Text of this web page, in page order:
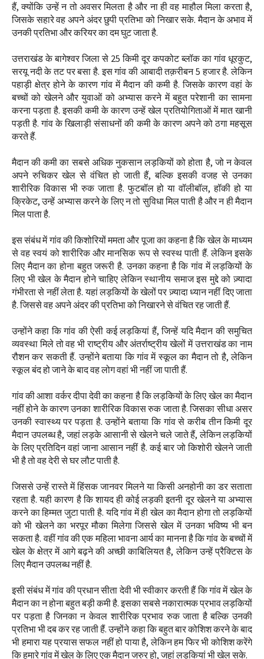
हैं, क्योंकि उन्हें न तो अवसर मिलता है और ना ही वह माहौल मिला करता है,
जिसके सहारे वह अपने अंदर छुपी प्रतिभा को निखार सके. मैदान के अभाव में
उनकी प्रतिभा और करियर का दम घुट जाता है.
उत्तराखंड के बागेश्वर जिला से 25 किमी दूर कपकोट ब्लॉक का गांव धूरकुट,
सरयू नदी के तट पर बसा है. इस गांव की आबादी तक़रीबन 5 हजार है. लेकिन
पहाड़ी क्षेत्र होने के कारण गांव में मैदान की कमी है. जिसके कारण वहां के
बच्चों को खेलने और युवाओं को अभ्यास करने में बहुत परेशानी का सामना
करना पड़ता है. इसकी कमी के कारण उन्हें खेल प्रतियोगिताओं में मात खानी
पड़ती है. गांव के खिलाड़ी संसाधनों की कमी के कारण अपने को ठगा महसूस
करते हैं.
मैदान की कमी का सबसे अधिक नुकसान लड़कियों को होता है, जो न केवल
अपने रुचिकर खेल से वंचित हो जाती हैं, बल्कि इसकी वजह से उनका
शारीरिक विकास भी रुक जाता है. फुटबॉल हो या वॉलीबॉल, हॉकी हो या
क्रिकेट, उन्हें अभ्यास करने के लिए न तो सुविधा मिल पाती है और न ही मैदान
मिल पाता है.
इस संबंध में गांव की किशोरियों ममता और पूजा का कहना है कि खेल के माध्यम
से वह स्वयं को शारीरिक और मानसिक रूप से स्वस्थ पाती हैं. लेकिन इसके
लिए मैदान का होना बहुत जरूरी है. उनका कहना है कि गांव में लड़कियों के
लिए भी खेल के मैदान होने चाहिए लेकिन स्थानीय समाज इस मुद्दे को ज़्यादा
गंभीरता से नहीं लेता है. यहां लड़कियों के खेलों पर ज़्यादा ध्यान नहीं दिए जाता
है. जिससे वह अपने अंदर की प्रतिभा को निखारने से वंचित रह जाती हैं.
उन्होंने कहा कि गांव की ऐसी कई लड़कियां हैं, जिन्हें यदि मैदान की समुचित
व्यवस्था मिले तो वह भी राष्ट्रीय और अंतर्राष्ट्रीय खेलों में उत्तराखंड का नाम
रौशन कर सकती हैं. उन्होंने बताया कि गांव में स्कूल का मैदान तो है, लेकिन
स्कूल बंद हो जाने के बाद वह लोग वहां भी नहीं जा पाती हैं.
गांव की आशा वर्कर दीपा देवी का कहना है कि लड़कियों के लिए खेल का मैदान
नहीं होने के कारण उनका शारीरिक विकास रुक जाता है. जिसका सीधा असर
उनकी स्वास्थ्य पर पड़ता है. उन्होंने बताया कि गांव से करीब तीन किमी दूर
मैदान उपलब्ध है, जहां लड़के आसानी से खेलने चले जाते हैं, लेकिन लड़कियों
के लिए प्रतिदिन वहां जाना आसान नहीं है. कई बार जो किशोरी खेलने जाती
भी है तो वह देरी से घर लौट पाती है.
जिससे उन्हें रास्ते में हिंसक जानवर मिलने या किसी अनहोनी का डर सताता
रहता है. यही कारण है कि शायद ही कोई लड़की इतनी दूर खेलने या अभ्यास
करने का हिम्मत जुटा पाती है. यदि गांव में ही खेल का मैदान होगा तो लड़कियों
को भी खेलने का भरपूर मौका मिलेगा जिससे खेल में उनका भविष्य भी बन
सकता है. वहीं गांव की एक महिला भावना आर्य का मानना है कि गांव के बच्चों में
खेल के क्षेत्र में आगे बढ़ने की अच्छी काबिलियत है, लेकिन उन्हें प्रैक्टिस के
लिए मैदान उपलब्ध नहीं है.
इसी संबंध में गांव की प्रधान सीता देवी भी स्वीकार करती हैं कि गांव में खेल के
मैदान का न होना बहुत बड़ी कमी है. इसका सबसे नकारात्मक प्रभाव लड़कियों
पर पड़ता है जिनका न केवल शारीरिक प्रभाव रुक जाता है बल्कि उनकी
प्रतिभा भी दब कर रह जाती हैं. उन्होंने कहा कि बहुत बार कोशिश करने के बाद
भी हमारा यह प्रयास सफल नहीं हो पाया है, लेकिन हम फिर भी कोशिश करेंगे
कि हमारे गांव में खेल के लिए एक मैदान जरुर हो, जहां लड़कियां भी खेल सके.